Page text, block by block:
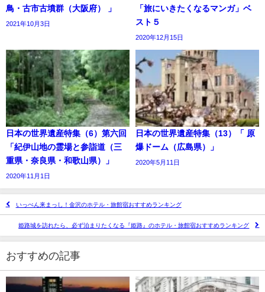
鳥・古市古墳群（大阪府） 」
2021年10月3日
「旅にいきたくなるマンガ」ベ
スト５
2020年12月15日
日本の世界遺産特集（6）第六回
「紀伊山地の霊場と参詣道（三
重県・奈良県・和歌山県）」
2020年11月1日
日本の世界遺産特集（13）「 原
爆ドーム（広島県）」
2020年5月11日
いっぺん来まっし！金沢のホテル・旅館宿おすすめランキング
姫路城を訪れたら、必ず泊まりたくなる『姫路』のホテル・旅館宿おすすめランキング
おすすめの記事